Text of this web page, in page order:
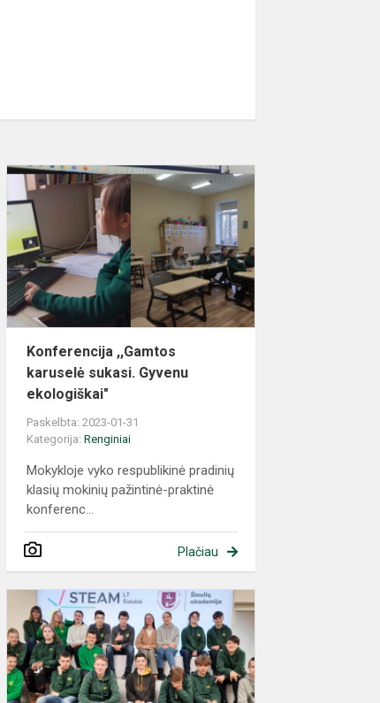
Konferencija ,,Gamtos
karuselė sukasi. Gyvenu
ekologiškai"
Paskelbta: 2023-01-31
Kategorija:Renginiai
Mokykloje vyko respublikinė pradinių
klasių mokinių pažintinė-praktinė
konferenc...
Plačiau